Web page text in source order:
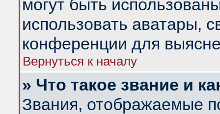
могут быть
использовать аватары,
конференции для
Вернуться к началу
» Что такое звание и
Звания, отображаемые